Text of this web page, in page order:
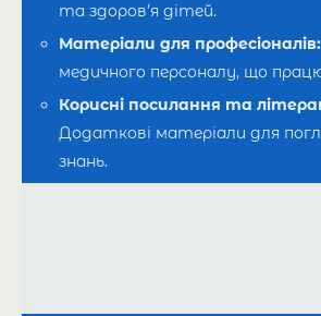
та здоров’я дітей.
Матеріали для професіоналів:
медичного персоналу, що
Корисні посилання та
Додаткові матеріали для
знань.